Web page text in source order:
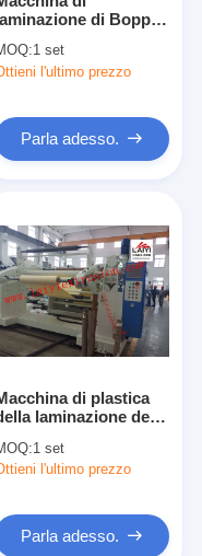
dell'estrusione
di laminazione
di Bopp
dello
di plastica di
1 set
l'ultimo prezzo
Parla adesso.
di plastica
laminazione del
automatico
giuntatrice
1 set
l'ultimo prezzo
Parla adesso.